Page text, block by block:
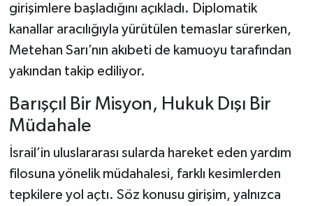
girişimlere başladığını açıkladı. Diplomatik
kanallar aracılığıyla yürütülen temaslar sürerken,
Metehan Sarı’nın akıbeti de kamuoyu tarafından
yakından takip ediliyor.
Barışçıl Bir Misyon, Hukuk Dışı Bir
Müdahale
İsrail’in uluslararası sularda hareket eden yardım
filosuna yönelik müdahalesi, farklı kesimlerden
tepkilere yol açtı. Söz konusu girişim, yalnızca